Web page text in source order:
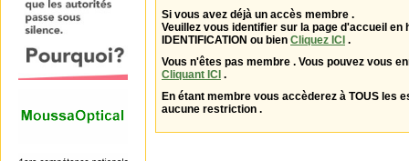
Si vous avez déjà un accès membre .
Veuillez vous identifier sur la page d'accueil en
IDENTIFICATION ou bien Cliquez ICI .
Vous n'êtes pas membre . Vous pouvez vous
Cliquant ICI .
En étant membre vous accèderez à TOUS les
aucune restriction .